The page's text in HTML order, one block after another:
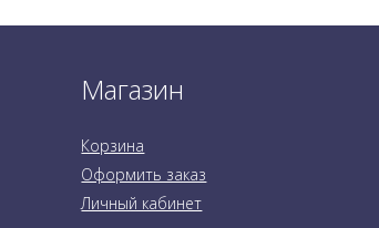
Магазин
Корзина
Оформить заказ
Личный кабинет